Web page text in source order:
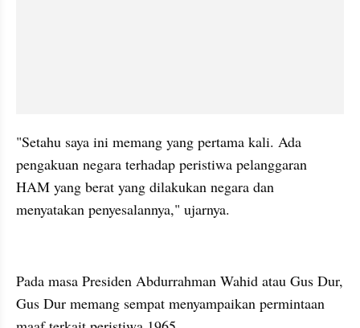
"Setahu saya ini memang yang pertama kali. Ada
pengakuan negara terhadap peristiwa pelanggaran
HAM yang berat yang dilakukan negara dan
menyatakan penyesalannya," ujarnya.
Pada masa Presiden Abdurrahman Wahid atau Gus Dur,
Gus Dur memang sempat menyampaikan permintaan